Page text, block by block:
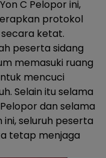
C Pelopor ini,
protokol
ketat.
peserta sidang
memasuki ruang
mencuci
Selain itu selama
dan selama
ini, seluruh peserta
tetap menjaga